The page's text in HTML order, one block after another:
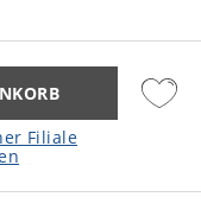
Filiale